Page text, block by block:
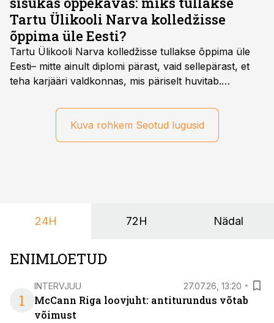
Tartu Ülikooli Narva kolledžisse
õppima üle Eesti?
Tartu Ülikooli Narva kolledžisse tullakse õppima üle
Eesti– mitte ainult diplomi pärast, vaid sellepärast, et
teha karjääri valdkonnas, mis päriselt huvitab.
ettevõtluse, tehnoloogia ja praktilised oskused viisil,
mis kõnetab nii ettevõtjaid, värskeid koolilõpetajaid kui
ka neid, kes soovivad teha karjääripööret.
Kuva rohkem Seotud lugusid
24H 72H Nädal
ENIMLOETUD
1
INTERVJUU 27.07.26, 13:20
McCann Riga loovjuht: antiturundus võtab
võimust